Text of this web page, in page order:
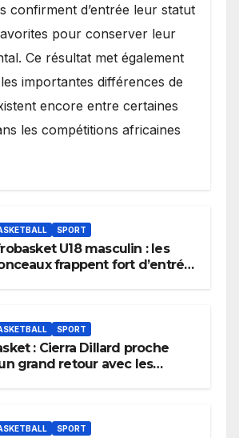
confirment d’entrée leur statut
pour conserver leur
Ce résultat met également
importantes différences de
encore entre certaines
les compétitions africaines
SPORT
U18 masculin : les
frappent fort d’entrée
SPORT
: Cierra Dillard proche
grand retour avec les
SPORT